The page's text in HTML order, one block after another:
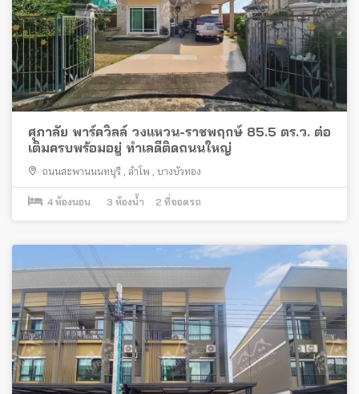
ศุภาลัย พาร์ควิลล์ วงแหวน-ราชพฤกษ์ 85.5 ตร.ว. ต่อ
เติมครบพร้อมอยู่ ทำเลดีติดถนนใหญ่
ถนนสะพานนนทบุรี ลำโพ บางบัวทอง
4 ห้องนอน 3 ห้องน้ำ 2 ที่จอดรถ